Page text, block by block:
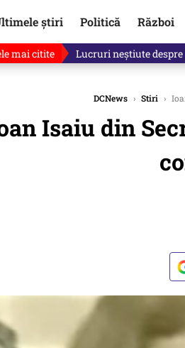
știri Politică Război
mai citite „Mă uit și sper să nu
DCNews › Stiri ›
Isaiu din